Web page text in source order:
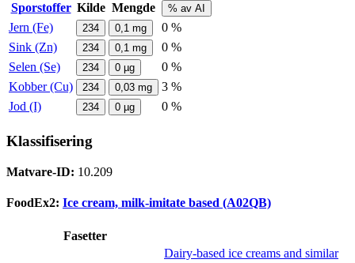
Sporstoffer Kilde Mengde % av AI
Jern (Fe) 234 0,1 mg
0 %
Sink (Zn)
234 0,1 mg
0 %
Selen (Se)
234 0 µg
0 %
Kobber (Cu)
234 0,03 mg
3 %
Jod (I)
234 0 µg 0 %
Klassifisering
Matvare-ID: 10.209
FoodEx2: Ice cream, milk-imitate based (A02QB)
Fasetter
Dairy-based ice creams and similar